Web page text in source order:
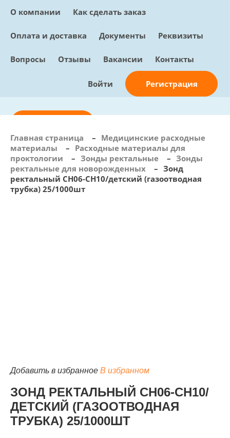
О компании Как сделать заказ
Оплата и доставка Документы Реквизиты
Вопросы Отзывы Вакансии Контакты
Войти Регистрация
info@sunmed.ru
Пн – Пт: с 10:00 - 18:00
+7 (495) 730-90-25
Перезвоните мне
Главная страница – Медицинские расходные
материалы
– Расходные материалы для
проктологии
– Зонды ректальные – Зонды
ректальные для новорожденных
– Зонд
ректальный СН06-СН10/детский (газоотводная
трубка) 25/1000шт
Добавить в избранное В избранном
ЗОНД РЕКТАЛЬНЫЙ СН06-СН10/
ДЕТСКИЙ (ГАЗООТВОДНАЯ
ТРУБКА) 25/1000ШТ